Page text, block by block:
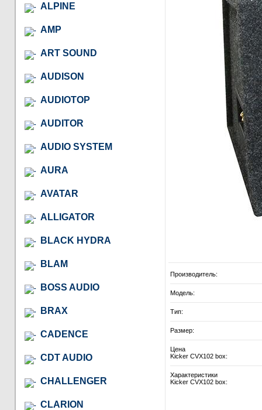
ALPINE
AMP
ART SOUND
AUDISON
AUDIOTOP
AUDITOR
AUDIO SYSTEM
AURA
AVATAR
ALLIGATOR
BLACK HYDRA
BLAM
BOSS AUDIO
BRAX
CADENCE
CDT AUDIO
CHALLENGER
CLARION
Производитель:
Модель:
Тип:
Размер:
Цена
Kicker CVX102 box:
Характеристики
Kicker CVX102 box: